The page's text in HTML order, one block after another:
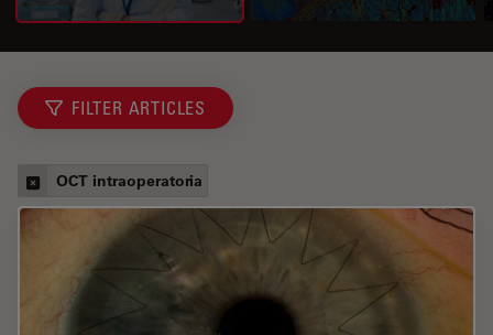
FILTER ARTICLES
OCT intraoperatoria